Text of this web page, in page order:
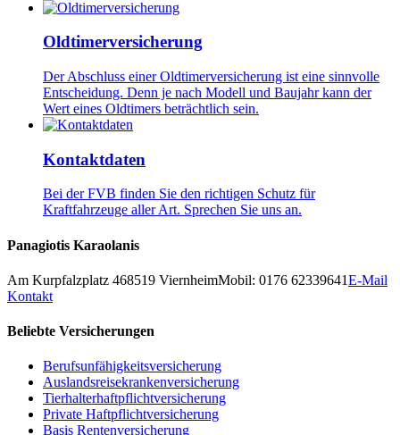
Oldtimerversicherung
Der Abschluss einer Oldtimerversicherung ist eine sinnvolle
Entscheidung. Denn je nach Modell und Baujahr kann der
Wert eines Oldtimers beträchtlich sein.
Kontaktdaten
Bei der FVB finden Sie den richtigen Schutz für
Kraftfahrzeuge aller Art. Sprechen Sie uns an.
Panagiotis Karaolanis
Am Kurpfalzplatz 468519 ViernheimMobil: 0176 62339641E-Mail
Kontakt
Beliebte Versicherungen
Berufsunfähigkeitsversicherung
Auslandsreisekrankenversicherung
Tierhalterhaftpflichtversicherung
Private Haftpflichtversicherung
Basis Rentenversicherung